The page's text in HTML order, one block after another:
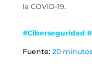
la COVID-19.
#Ciberseguridad
Fuente: 20